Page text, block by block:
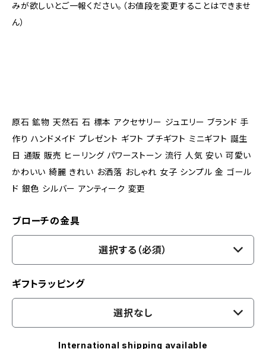
みが欲しいとご一報ください。（お値段を変更することはできませ
ん）
原石 鉱物 天然石 石 標本 アクセサリー ジュエリー ブランド 手
作り ハンドメイド プレゼント ギフト プチギフト ミニギフト 誕生
日 通販 販売 ヒーリング パワーストーン 流行 人気 安い 可愛い
かわいい 綺麗 きれい お洒落 おしゃれ 女子 シンプル 金 ゴール
ド 銀色 シルバー アンティーク 変更
ブローチの金具
選択する（必須）
ギフトラッピング
選択なし
International shipping available